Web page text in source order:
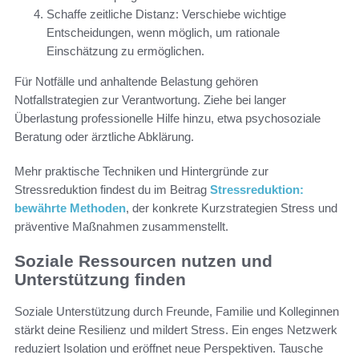
Schaffe zeitliche Distanz: Verschiebe wichtige
Entscheidungen, wenn möglich, um rationale
Einschätzung zu ermöglichen.
Für Notfälle und anhaltende Belastung gehören
Notfallstrategien zur Verantwortung. Ziehe bei langer
Überlastung professionelle Hilfe hinzu, etwa psychosoziale
Beratung oder ärztliche Abklärung.
Mehr praktische Techniken und Hintergründe zur
Stressreduktion findest du im Beitrag Stressreduktion:
bewährte Methoden, der konkrete Kurzstrategien Stress und
präventive Maßnahmen zusammenstellt.
Soziale Ressourcen nutzen und
Unterstützung finden
Soziale Unterstützung durch Freunde, Familie und Kolleginnen
stärkt deine Resilienz und mildert Stress. Ein enges Netzwerk
reduziert Isolation und eröffnet neue Perspektiven. Tausche